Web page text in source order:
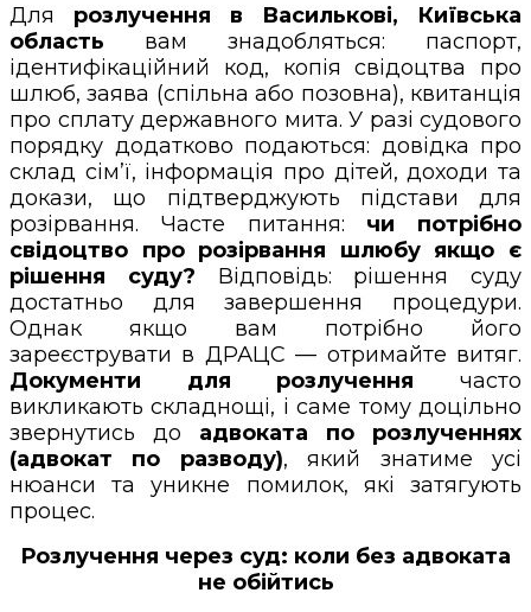
Для розлучення в Василькові, Київська
область вам знадобляться: паспорт,
ідентифікаційний код, копія свідоцтва про
шлюб, заява (спільна або позовна), квитанція
про сплату державного мита. У разі судового
порядку додатково подаються: довідка про
склад сім’ї, інформація про дітей, доходи та
докази, що підтверджують підстави для
розірвання. Часте питання: чи потрібно
свідоцтво про розірвання шлюбу якщо є
рішення суду? Відповідь: рішення суду
достатньо для завершення процедури.
Однак якщо вам потрібно його
зареєструвати в ДРАЦС — отримайте витяг.
Документи для розлучення часто
викликають складнощі, і саме тому доцільно
звернутись до адвоката по розлученнях
(адвокат по разводу), який знатиме усі
нюанси та уникне помилок, які затягують
процес.
Розлучення через суд: коли без адвоката
не обійтись